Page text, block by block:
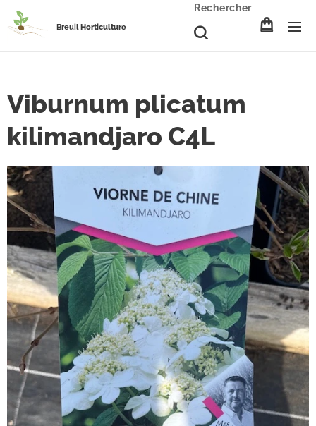
BreuilHorticulture
Rechercher
Viburnum plicatum
kilimandjaro C4L